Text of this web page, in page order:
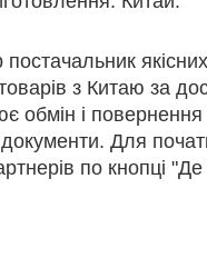
з Китаю за
обмін і повернення
Для
по кнопці "Де